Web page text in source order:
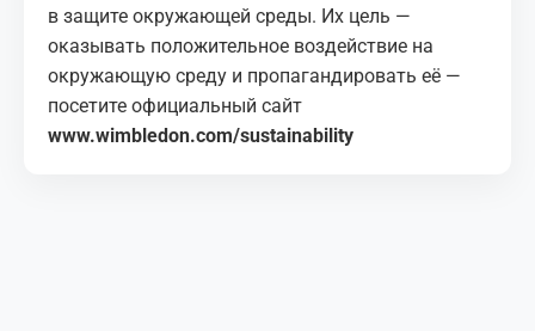
в защите окружающей среды. Их цель —
оказывать положительное воздействие на
окружающую среду и пропагандировать её —
посетите официальный сайт
www.wimbledon.com/sustainability